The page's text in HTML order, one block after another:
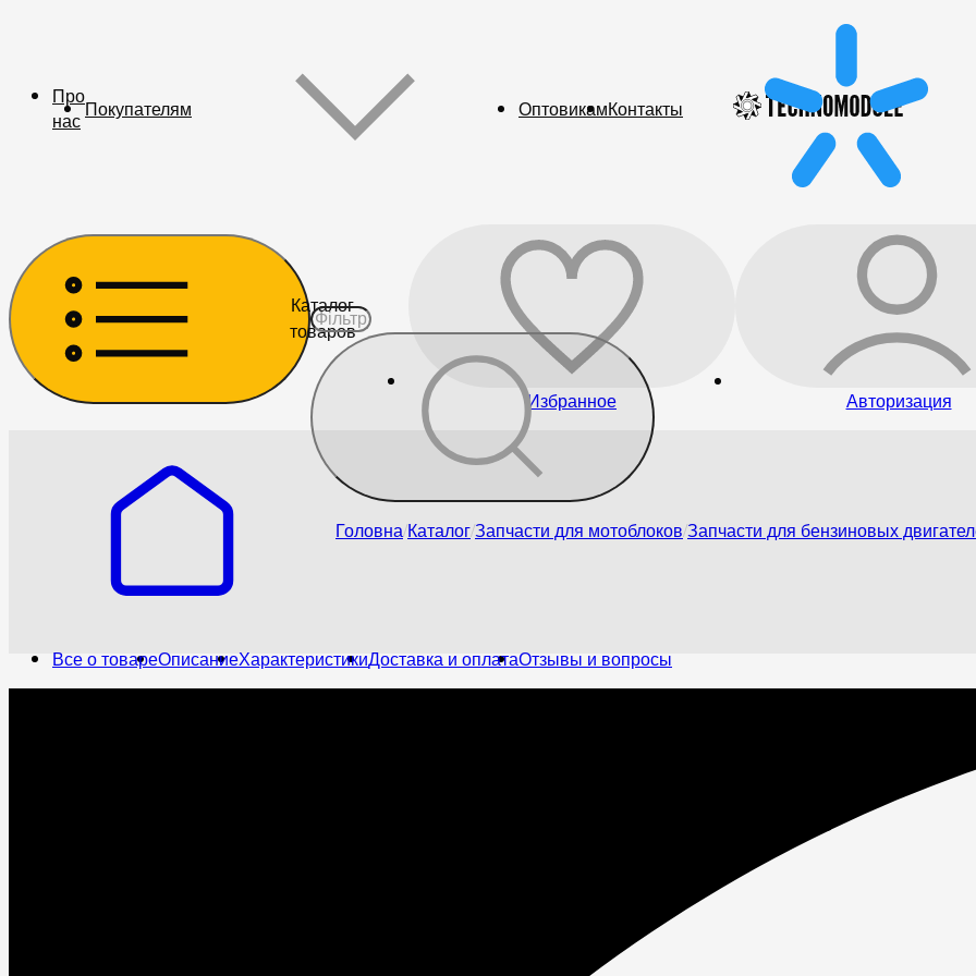
Про
нас Покупателям ОптовикамКонтакты
Каталог
товаров
Избранное Авторизация
Головна КаталогЗапчасти для мотоблоков Запчасти для бензиновых
Все о товареОписаниеХарактеристикиДоставка и оплатаОтзывы и вопросы